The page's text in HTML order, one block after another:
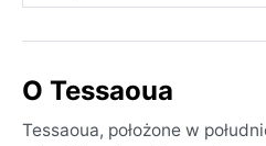
O Tessaoua
Tessaoua, położone w